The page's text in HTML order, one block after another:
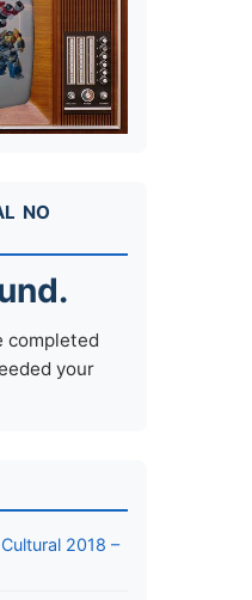
NO
completed
your
2018 –